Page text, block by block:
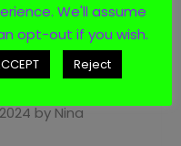
Turbinenhalle,
by Nina
We'll assume
opt-out if you wish.
Reject